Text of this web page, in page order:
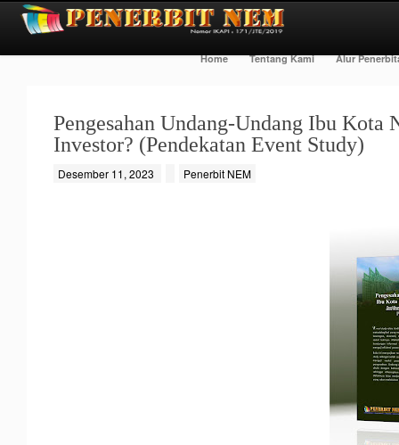
Home Tentang Kami Alur
Pengesahan Undang-Undang Ibu Kota
Investor? (Pendekatan Event Study)
Desember 11, 2023 Penerbit NEM